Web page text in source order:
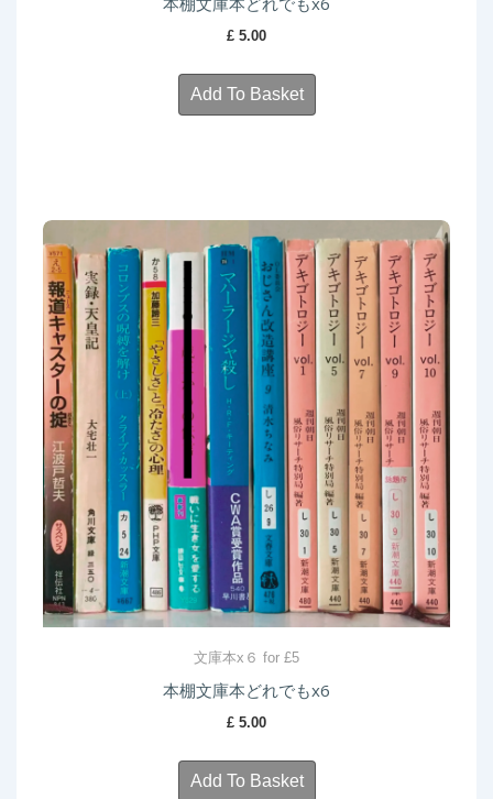
£ 5.00
Add To Basket
文庫本x６ for £5
本棚文庫本どれでもx6
£ 5.00
Add To Basket